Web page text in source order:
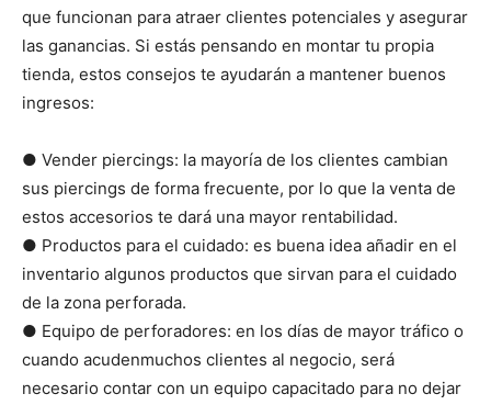
que funcionan para atraer clientes potenciales y asegurar
las ganancias. Si estás pensando en montar tu propia
tienda, estos consejos te ayudarán a mantener buenos
ingresos:
● Vender piercings: la mayoría de los clientes cambian
sus piercings de forma frecuente, por lo que la venta de
estos accesorios te dará una mayor rentabilidad.
● Productos para el cuidado: es buena idea añadir en el
inventario algunos productos que sirvan para el cuidado
de la zona perforada.
● Equipo de perforadores: en los días de mayor tráfico o
cuando acudenmuchos clientes al negocio, será
necesario contar con un equipo capacitado para no dejar